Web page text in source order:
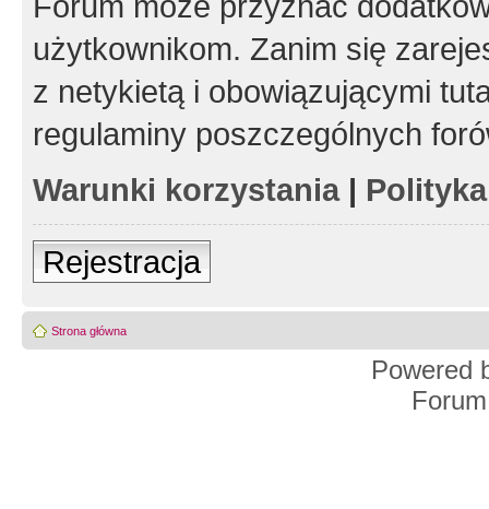
użytkownikom. Zanim się
z netykietą i obowiązującymi
regulaminy poszczególnych
Warunki korzystania|
Rejestracja
Strona główna
Powered